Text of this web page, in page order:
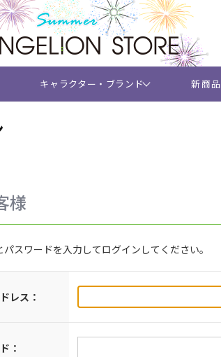
キャラクター・ブランド 新商品
様
スワードを入力してログインしてください。
レス：
：